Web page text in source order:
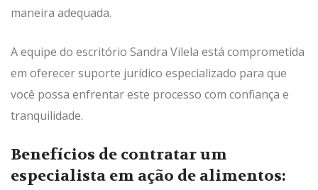
maneira adequada.
A equipe do escritório Sandra Vilela está comprometida
em oferecer suporte jurídico especializado para que
você possa enfrentar este processo com confiança e
tranquilidade.
Benefícios de contratar um
especialista em ação de alimentos: